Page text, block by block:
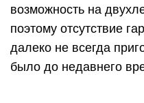
возможность на
поэтому отсутствие
далеко не всегда
было до недавнего